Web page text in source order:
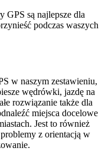
GPS są najlepsze dla
podczas waszych
w naszym zestawieniu,
wędrówki, jazdę na
rozwiązanie także dla
miejsca docelowe
Jest to również
z orientacją w